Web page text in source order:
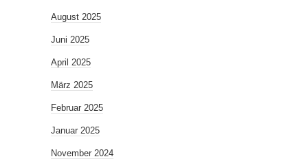
August 2025
Juni 2025
April 2025
März 2025
Februar 2025
Januar 2025
November 2024